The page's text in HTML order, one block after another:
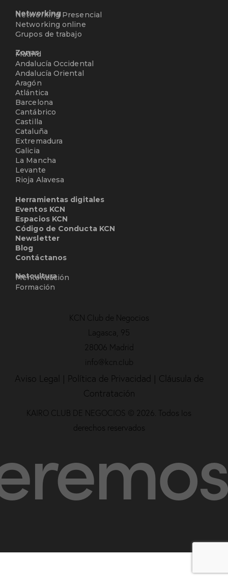
Networking
Networking Presencial
Networking online
Grupos de trabajo
Zonas
Madrid
Andalucía Occidental
Andalucía Oriental
Aragón
Atlántica
Barcelona
Cantábrico
Castilla
Cataluña
Extremadura
Galicia
La Mancha
Levante
Rioja Alavesa
Herramientas digitales
Eventos KCN
Espacios KCN
Código de Conducta KCN
Newsletter
Blog
Contáctanos
Netcultura
Mentorización
Formación
KCN Club de Negocios
Lagasca, 95
28006 Madrid
info@kcn.club
Aviso Legal | Política de Privacidad | Cláusula de
Contratación
KAIRO CLUB DE NEGOCIOS © 2026. Todos los
derechos reservados